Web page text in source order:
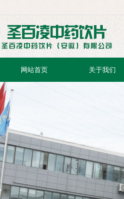
网站首页 关于我们